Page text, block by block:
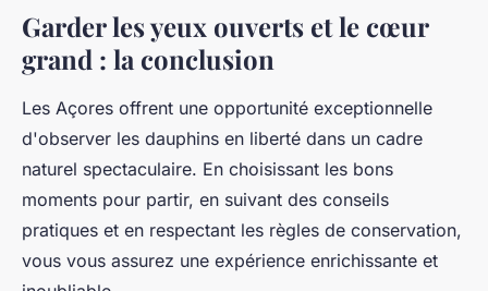
Garder les yeux ouverts et le cœur
grand : la conclusion
Les Açores offrent une opportunité exceptionnelle
d'observer les dauphins en liberté dans un cadre
naturel spectaculaire. En choisissant les bons
moments pour partir, en suivant des conseils
pratiques et en respectant les règles de conservation,
vous vous assurez une expérience enrichissante et